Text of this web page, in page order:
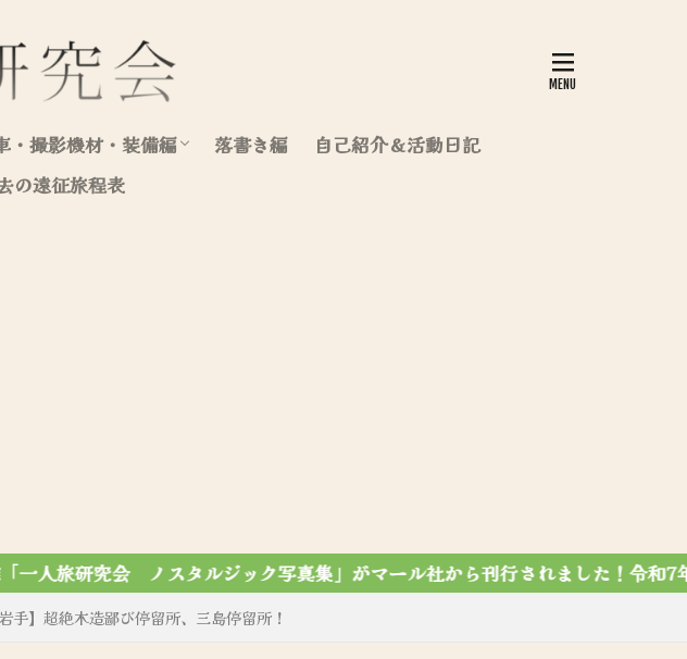
・撮影機材・装備編
写真集
整備・装飾記録
落書き編
自己紹介＆活動日記
の遠征旅程表
マール社から刊行されました！令和7年12月7第4刷達成✨
岩手】超絶木造鄙び停留所、三島停留所！